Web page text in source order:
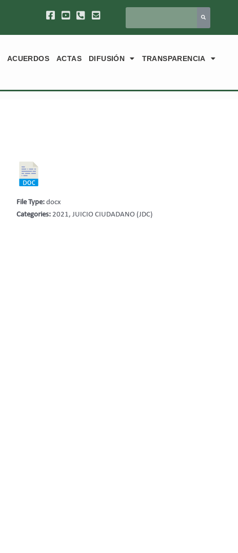
ACUERDOS ACTAS DIFUSIÓN TRANSPARENCIA
File Type:docx
Categories:2021, JUICIO CIUDADANO (JDC)